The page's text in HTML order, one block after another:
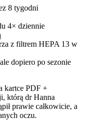
8 tygodni
4× dziennie
z filtrem HEPA 13 w
dopiero po sezonie
kartce PDF +
którą dr Hanna
prawie całkowicie, a
oczu.